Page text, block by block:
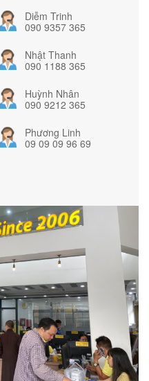
Diễm Trinh
090 9357 365
Nhật Thanh
090 1188 365
Huỳnh Nhân
090 9212 365
Phương Linh
09 09 09 96 69